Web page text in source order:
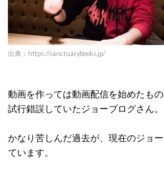
出典：https://sanctuarybooks.jp/
動画を作っては動画配信を始めたも
試行錯誤していたジョーブログさん。
かなり苦しんだ過去が、現在のジョ
ています。